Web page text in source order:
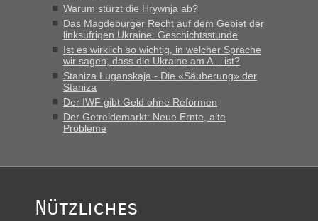
Grenzübergang zwischen Polen und der Ukraine geht es am
schnellsten?
„Derzeit, ist es überall sehr voll an den Grenzen Ukraine/
Polen. Zb. Krakovets 100 PKW ca. 10 h Wartezeit. Wollen
Montag rüber, versuchen es sehr früh.“
Warum stürzt die Hrywnja ab?
Das Magdeburger Recht auf dem Gebiet der
linksufrigen Ukraine: Geschichtsstunde
Ist es wirklich so wichtig, in welcher Sprache
wir sagen, dass die Ukraine am A... ist?
Staniza Luganskaja - Die «Säuberung» der
Staniza
Der IWF gibt Geld ohne Reformen
Der Getreidemarkt: Neue Ernte, alte
Probleme
Nützliches